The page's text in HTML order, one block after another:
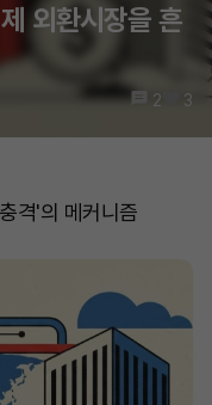
외환시장을 흔
2 3
격'의 메커니즘